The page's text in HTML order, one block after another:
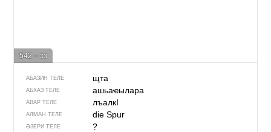
542 – эз
АБАЗИН ТЕЛЕ щта
АБХАЗ ТЕЛЕ ашьаҽылара
АВАР ТЕЛЕ лъалкI
АЛМАН ТЕЛЕ die Spur
ӘЗЕРИ ТЕЛЕ ?